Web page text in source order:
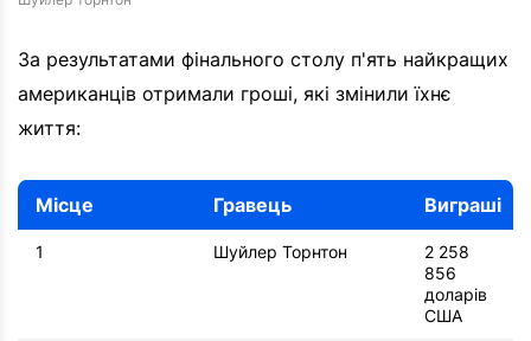
За результатами фінального столу п'ять найкращих
американців отримали гроші, які змінили їхнє
життя:
Місце Гравець Виграші
1 Шуйлер Торнтон
2 258
856
доларів
США